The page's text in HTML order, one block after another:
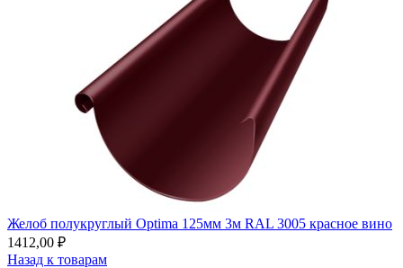
Желоб полукруглый Optima 125мм 3м RAL 3005 красное вино
1412,00 ₽
Назад к товарам